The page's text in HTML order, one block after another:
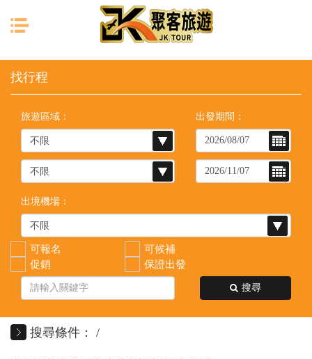
目前位置： 列表
旅遊區域： 出發期間：
出境機場：
可報名
可候補
促銷
保證出發
搜尋
搜尋條件：